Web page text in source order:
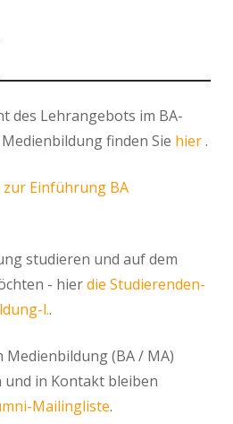
des Lehrangebots im BA-
finden Sie hier.
zur Einführung BA
studieren und auf dem
- hierdie Studierenden-
l..
Medienbildung (BA / MA)
und in Kontakt bleiben
Mailingliste.